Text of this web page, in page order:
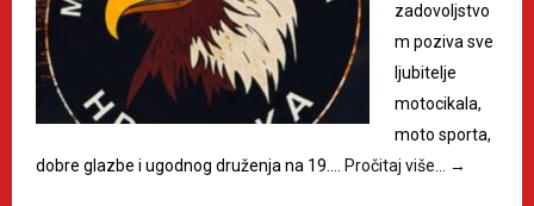
zadovoljstvo
m poziva sve
ljubitelje
motocikala,
moto sporta,
dobre glazbe i ugodnog druženja na 19.…
Pročitaj više… →